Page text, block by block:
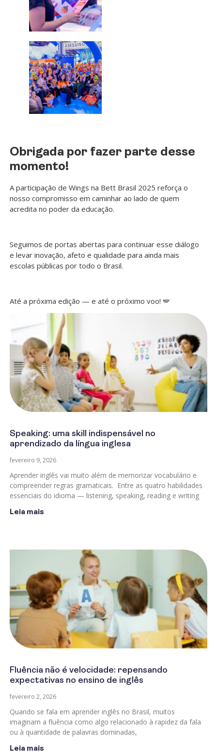
Obrigada por fazer parte desse
momento!
A participação de Wings na Bett Brasil 2025 reforça o
nosso compromisso em caminhar ao lado de quem
acredita no poder da educação.
Seguimos de portas abertas para continuar esse diálogo
e levar inovação, afeto e qualidade para ainda mais
escolas públicas por todo o Brasil.
Até a próxima edição — e até o próximo voo! 🪽
Speaking: uma skill indispensável no
aprendizado da língua inglesa
fevereiro 9, 2026
Aprender inglês vai muito além de memorizar vocabulário e
compreender regras gramaticais. Entre as quatro habilidades
essenciais do idioma — listening, speaking, reading e writing
Leia mais
Fluência não é velocidade: repensando
expectativas no ensino de inglês
fevereiro 2, 2026
Quando se fala em aprender inglês no Brasil, muitos
imaginam a fluência como algo relacionado à rapidez da fala
ou à quantidade de palavras dominadas,
Leia mais